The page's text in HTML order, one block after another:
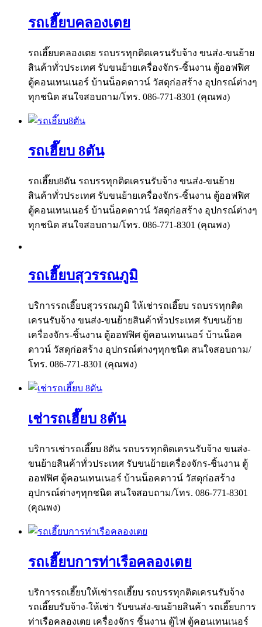
รถเฮี๊ยบคลองเตย
รถเฮี๊ยบคลองเตย รถบรรทุกติดเครนรับจ้าง ขนส่ง-ขนย้าย
สินค้าทั่วประเทศ รับขนย้ายเครื่องจักร-ชิ้นงาน ตู้ออฟฟิศ
ตู้คอนเทนเนอร์ บ้านน็อคดาวน์ วัสดุก่อสร้าง อุปกรณ์ต่างๆ
ทุกชนิด สนใจสอบถาม/โทร. 086-771-8301 (คุณพง)
รถเฮี๊ยบ 8ตัน
รถเฮี๊ยบ8ตัน รถบรรทุกติดเครนรับจ้าง ขนส่ง-ขนย้าย
สินค้าทั่วประเทศ รับขนย้ายเครื่องจักร-ชิ้นงาน ตู้ออฟฟิศ
ตู้คอนเทนเนอร์ บ้านน็อคดาวน์ วัสดุก่อสร้าง อุปกรณ์ต่างๆ
ทุกชนิด สนใจสอบถาม/โทร. 086-771-8301 (คุณพง)
รถเฮี๊ยบสุวรรณภูมิ
บริการรถเฮี๊ยบสุวรรณภูมิ ให้เช่ารถเฮี๊ยบ รถบรรทุกติด
เครนรับจ้าง ขนส่ง-ขนย้ายสินค้าทั่วประเทศ รับขนย้าย
เครื่องจักร-ชิ้นงาน ตู้ออฟฟิศ ตู้คอนเทนเนอร์ บ้านน็อค
ดาวน์ วัสดุก่อสร้าง อุปกรณ์ต่างๆทุกชนิด สนใจสอบถาม/
โทร. 086-771-8301 (คุณพง)
เช่ารถเฮี๊ยบ 8ตัน
บริการเช่ารถเฮี๊ยบ 8ตัน รถบรรทุกติดเครนรับจ้าง ขนส่ง-
ขนย้ายสินค้าทั่วประเทศ รับขนย้ายเครื่องจักร-ชิ้นงาน ตู้
ออฟฟิศ ตู้คอนเทนเนอร์ บ้านน็อคดาวน์ วัสดุก่อสร้าง
อุปกรณ์ต่างๆทุกชนิด สนใจสอบถาม/โทร. 086-771-8301
(คุณพง)
รถเฮี๊ยบการท่าเรือคลองเตย
บริการรถเฮี๊ยบให้เช่ารถเฮี๊ยบ รถบรรทุกติดเครนรับจ้าง
รถเฮี๊ยบรับจ้าง-ให้เช่า รับขนส่ง-ขนย้ายสินค้า รถเฮี๊ยบการ
ท่าเรือคลองเตย เครื่องจักร ชิ้นงาน ตู้ไฟ ตู้คอนเทนเนอร์